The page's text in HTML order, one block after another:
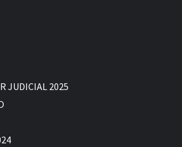
JUDICIAL 2025